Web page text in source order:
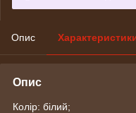
Опис
Опис
Колір: білий;